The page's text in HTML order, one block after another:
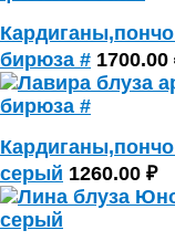
бирюза # 1700.00
серый 1260.00 ₽